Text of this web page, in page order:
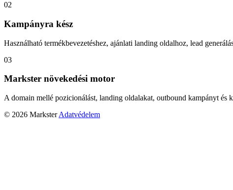
02
Kampányra kész
Használható termékbevezetéshez, ajánlati landing oldalhoz, lead
03
Markster növekedési motor
A domain mellé pozicionálást, landing oldalakat, outbound kampányt és
© 2026 Markster Adatvédelem